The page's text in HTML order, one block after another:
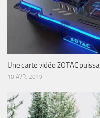
Une carte vidéo ZOTAC
10 AVR, 2019